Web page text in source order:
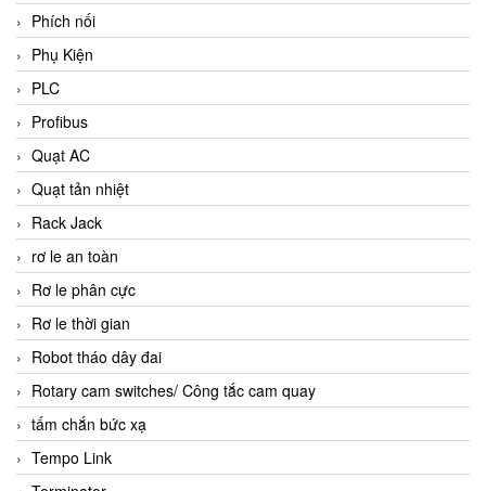
Phích nối
Phụ Kiện
PLC
Profibus
Quạt AC
Quạt tản nhiệt
Rack Jack
rơ le an toàn
Rơ le phân cực
Rơ le thời gian
Robot tháo dây đai
Rotary cam switches/ Công tắc cam quay
tấm chắn bức xạ
Tempo Link